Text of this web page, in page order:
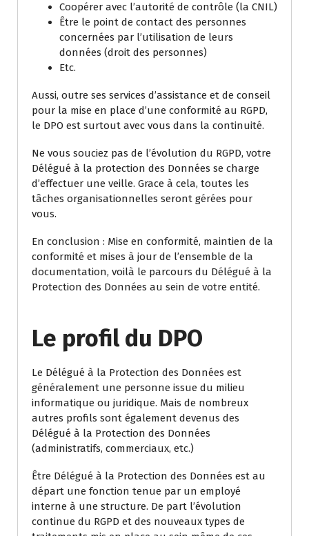
Coopérer avec l’autorité de contrôle (la CNIL)
Être le point de contact des personnes
concernées par l’utilisation de leurs
données (droit des personnes)
Etc.
Aussi, outre ses services d’assistance et de conseil
pour la mise en place d’une conformité au RGPD,
le DPO est surtout avec vous dans la continuité.
Ne vous souciez pas de l’évolution du RGPD, votre
Délégué à la protection des Données se charge
d’effectuer une veille. Grace à cela, toutes les
tâches organisationnelles seront gérées pour
vous.
En conclusion : Mise en conformité, maintien de la
conformité et mises à jour de l’ensemble de la
documentation, voilà le parcours du Délégué à la
Protection des Données au sein de votre entité.
Le profil du DPO
Le Délégué à la Protection des Données est
généralement une personne issue du milieu
informatique ou juridique. Mais de nombreux
autres profils sont également devenus des
Délégué à la Protection des Données
(administratifs, commerciaux, etc.)
Être Délégué à la Protection des Données est au
départ une fonction tenue par un employé
interne à une structure. De part l’évolution
continue du RGPD et des nouveaux types de